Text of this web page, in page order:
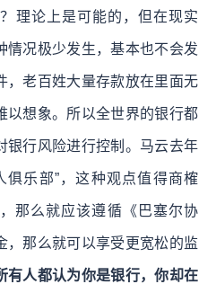
理论上是可能的，但在现实
情况极少发生，基本也不会发
，老百姓大量存款放在里面无
以想象。所以全世界的银行都
银行风险进行控制。马云去年
俱乐部”，这种观点值得商榷
那么就应该遵循《巴塞尔协
，那么就可以享受更宽松的监
有人都认为你是银行，你却在